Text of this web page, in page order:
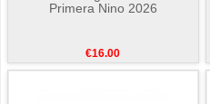
Primera Nino 2026
€16.00